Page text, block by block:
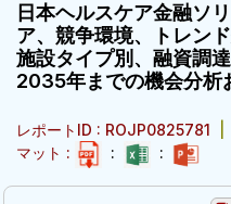
日本ヘルスケア金融ソ
ア、競争環境、トレン
施設タイプ別、融資調
2035年までの機会分析
レポートID : ROJP0825781
マット :
: :